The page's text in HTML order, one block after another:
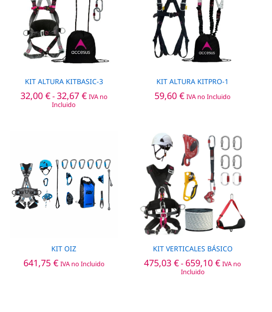
KIT ALTURA KITBASIC-3
32,00 €-32,67 €Rango
de
IVA no
Incluido
32,00 € 32,67 €
KIT ALTURA KITPRO-1
59,60€ IVA no Incluido
59,60€
KIT OIZ
641,75 € IVA no Incluido
641,75 €
KIT VERTICALES BÁSICO
475,03€- 659,10€Rango
de
IVA no
Incluido